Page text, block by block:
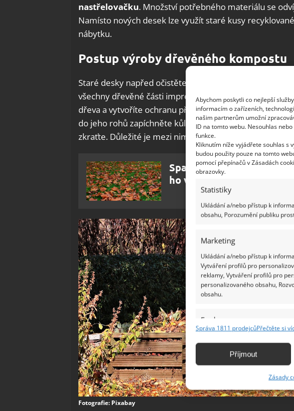
Abychom poskytli co nejlepší
informacím o zařízeních,
našim partnerům umožní
ID na tomto webu. Nesouhlas
funkce.
Kliknutím níže vyjádřete souhlas s
budou použity pouze na tomto
pomocí přepínačů v Zásadách
obrazovky.
Statistiky
Ukládání a/nebo přístup k
obsahu, Porozumění publiku
Marketing
Ukládání a/nebo přístup k
Vytváření profilů pro
reklamy, Vytváření profilů pro
personalizovaného obsahu,
obsahu.
Funkce
Identifikace zařízení na základě
základě aktivně
Správa 1811 prodejcůPřečtěte si
Příjmout
Zásady
nastřelovačku. Množství potřebného materiálu se
Namísto nových desek lze využít staré kusy
nábytku.
Postup výroby dřevěného kompostu
Staré desky napřed očistěte od zbytků barev a jiných
všechny dřevěné části impregnujte a nechte zcela
dřeva a vytvoříte ochranu před vlhkostí.Vytyčte si
do jeho rohů zapíchněte kůly. Desky přitlučte po
zkraťte. Důležité je mezi nimi nechat mezery, aby
Spadané listí není na
ho využije jako užitečný
Fotografie: Pixabay